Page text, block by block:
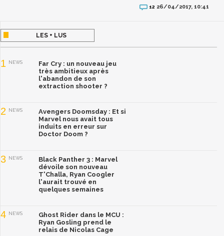
12 26/04/2017, 10:41
LES + LUS
1 NEWS
Far Cry : un nouveau jeu
très ambitieux après
l'abandon de son
extraction shooter ?
2 NEWS
Avengers Doomsday : Et si
Marvel nous avait tous
induits en erreur sur
Doctor Doom ?
3 NEWS
Black Panther 3 : Marvel
dévoile son nouveau
T'Challa, Ryan Coogler
l'aurait trouvé en
quelques semaines
4 NEWS
Ghost Rider dans le MCU :
Ryan Gosling prend le
relais de Nicolas Cage